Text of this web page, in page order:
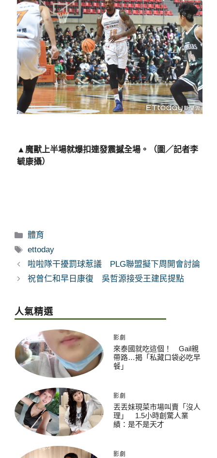
▲魔獸上半場就爆扣連發震撼全場。（圖／記者李
毓康攝）
分
類
體育
標
籤
ettoday
啦啦隊干擾罰球惹議 PLG聯盟擬下周開會討論
祝曾仁和早日康復 吳哲源接受王建民提點
人氣精選
影劇
來泰國就吃這個！ Gail親
帶路…揭「私藏口袋必吃早
餐」
影劇
丟丟妹現菜市場叫賣「沒人
理」 1.5小時創驚人業
績：是不是天才
影劇